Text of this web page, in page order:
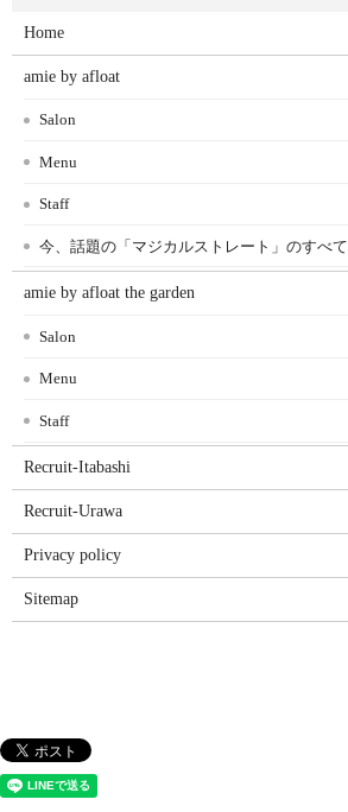
Home
amie by afloat
Salon
Menu
Staff
今、話題の「マジカルストレート」のすべて
amie by afloat the garden
Salon
Menu
Staff
Recruit-Itabashi
Recruit-Urawa
Privacy policy
Sitemap